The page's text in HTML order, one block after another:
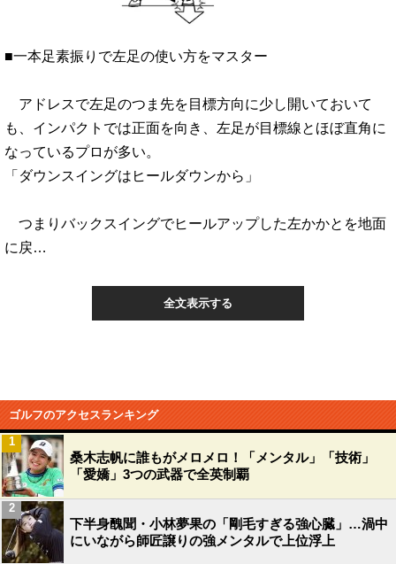
■一本足素振りで左足の使い方をマスター
アドレスで左足のつま先を目標方向に少し開いておいて
も、インパクトでは正面を向き、左足が目標線とほぼ直角に
なっているプロが多い。
「ダウンスイングはヒールダウンから」
つまりバックスイングでヒールアップした左かかとを地面
に戻…
全文表示する
ゴルフのアクセスランキング
桑木志帆に誰もがメロメロ！「メンタル」「技術」
「愛嬌」3つの武器で全英制覇
1
下半身醜聞・小林夢果の「剛毛すぎる強心臓」…渦中
にいながら師匠譲りの強メンタルで上位浮上
2